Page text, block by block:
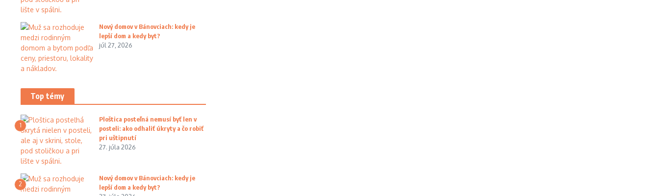
Nový domov v Bánovciach: kedy je
lepší dom a kedy byt?
júl 27, 2026
Top témy
1
Ploštica posteľná nemusí byť len v
posteli: ako odhaliť úkryty a čo robiť
pri uštipnutí
27. júla 2026
2
Nový domov v Bánovciach: kedy je
lepší dom a kedy byt?